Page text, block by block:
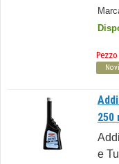
Pezzo
250
e